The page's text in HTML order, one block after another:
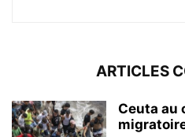
ARTICLES
Ceuta au